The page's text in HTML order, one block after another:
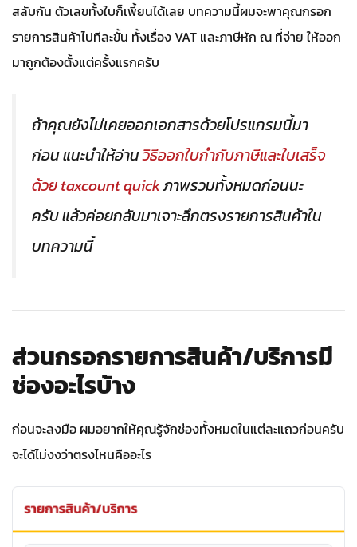
สลับกัน ตัวเลขทั้งใบก็เพี้ยนได้เลย บทความนี้ผมจะพาคุณกรอก
รายการสินค้าไปทีละขั้น ทั้งเรื่อง VAT และภาษีหัก ณ ที่จ่าย ให้ออก
มาถูกต้องตั้งแต่ครั้งแรกครับ
ถ้าคุณยังไม่เคยออกเอกสารด้วยโปรแกรมนี้มา
ก่อน แนะนำให้อ่านวิธีออกใบกำกับภาษีและใบเสร็จ
ด้วย taxcount quickภาพรวมทั้งหมดก่อนนะ
ครับ แล้วค่อยกลับมาเจาะลึกตรงรายการสินค้าใน
บทความนี้
ส่วนกรอกรายการสินค้า/บริการมี
ช่องอะไรบ้าง
ก่อนจะลงมือ ผมอยากให้คุณรู้จักช่องทั้งหมดในแต่ละแถวก่อนครับ
จะได้ไม่งงว่าตรงไหนคืออะไร